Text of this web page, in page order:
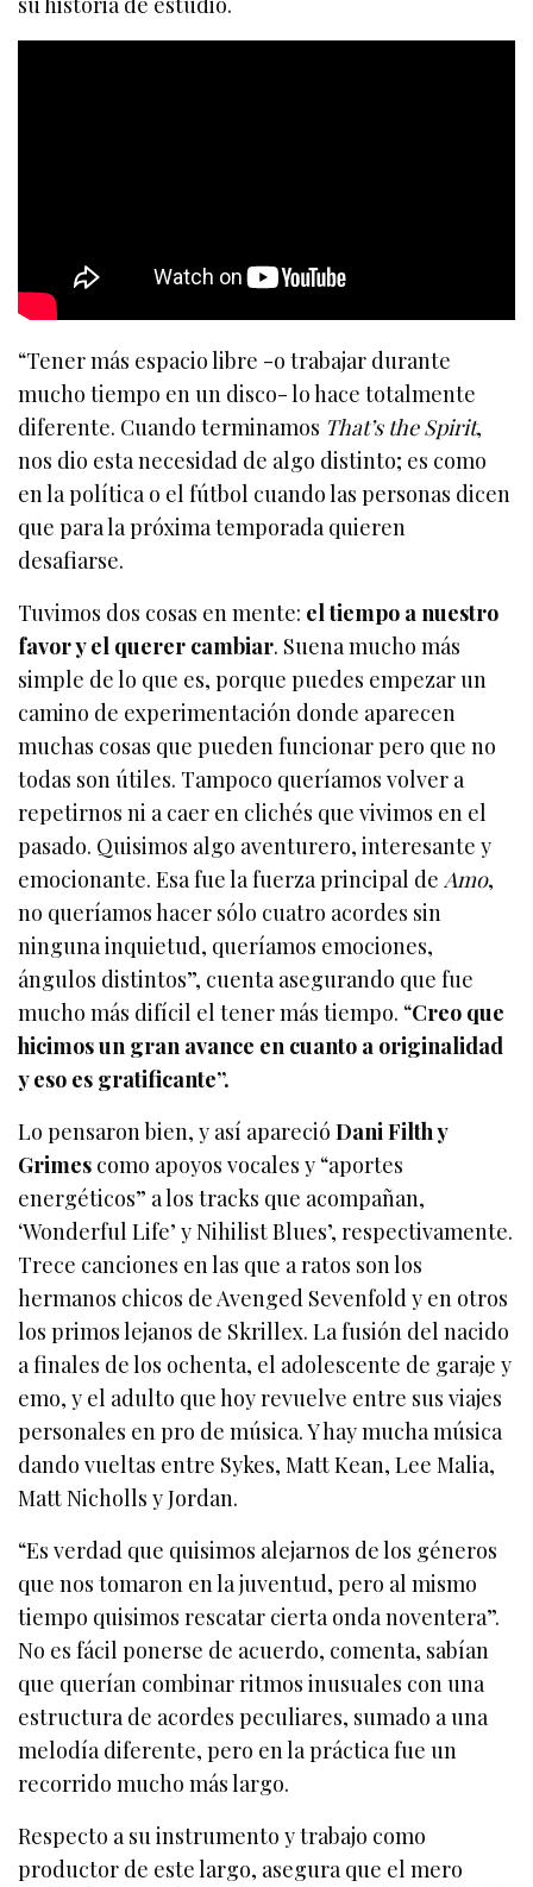
“Tener más espacio libre -o trabajar durante
mucho tiempo en un disco- lo hace totalmente
diferente. Cuando terminamos That’s the Spirit,
nos dio esta necesidad de algo distinto; es como
en la política o el fútbol cuando las personas dicen
que para la próxima temporada quieren
desafiarse.
Tuvimos dos cosas en mente: el tiempo a nuestro
favor y el querer cambiar. Suena mucho más
simple de lo que es, porque puedes empezar un
camino de experimentación donde aparecen
muchas cosas que pueden funcionar pero que no
todas son útiles. Tampoco queríamos volver a
repetirnos ni a caer en clichés que vivimos en el
pasado. Quisimos algo aventurero, interesante y
emocionante. Esa fue la fuerza principal deAmo,
no queríamos hacer sólo cuatro acordes sin
ninguna inquietud, queríamos emociones,
ángulos distintos”, cuenta asegurando que fue
mucho más difícil el tener más tiempo. “Creo que
hicimos un gran avance en cuanto a originalidad
y eso es gratificante”.
Lo pensaron bien, y así aparecióDani Filth y
Grimes como apoyos vocales y “aportes
energéticos” a los tracks que acompañan,
‘Wonderful Life’ y Nihilist Blues’, respectivamente.
Trece canciones en las que a ratos son los
hermanos chicos de Avenged Sevenfold y en otros
los primos lejanos de Skrillex. La fusión del nacido
a finales de los ochenta, el adolescente de garaje y
emo, y el adulto que hoy revuelve entre sus viajes
personales en pro de música. Y hay mucha música
dando vueltas entre Sykes, Matt Kean, Lee Malia,
Matt Nicholls y Jordan.
“Es verdad que quisimos alejarnos de los géneros
que nos tomaron en la juventud, pero al mismo
tiempo quisimos rescatar cierta onda noventera”.
No es fácil ponerse de acuerdo, comenta, sabían
que querían combinar ritmos inusuales con una
estructura de acordes peculiares, sumado a una
melodía diferente, pero en la práctica fue un
recorrido mucho más largo.
Respecto a su instrumento y trabajo como
productor de este largo, asegura que el mero